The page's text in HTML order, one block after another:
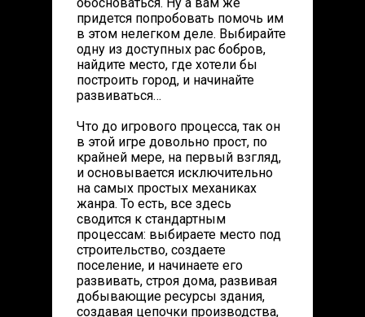
придется попробовать помочь им
в этом нелегком деле. Выбирайте
одну из доступных рас бобров,
найдите место, где хотели бы
построить город, и начинайте
развиваться…
Что до игрового процесса, так он
в этой игре довольно прост, по
крайней мере, на первый взгляд,
и основывается исключительно
на самых простых механиках
жанра. То есть, все здесь
сводится к стандартным
процессам: выбираете место под
строительство, создаете
поселение, и начинаете его
развивать, строя дома, развивая
добывающие ресурсы здания,
создавая цепочки производства,